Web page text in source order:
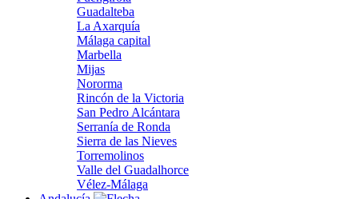
Guadalteba
La Axarquía
Málaga capital
Marbella
Mijas
Nororma
Rincón de la Victoria
San Pedro Alcántara
Serranía de Ronda
Sierra de las Nieves
Torremolinos
Valle del Guadalhorce
Vélez-Málaga